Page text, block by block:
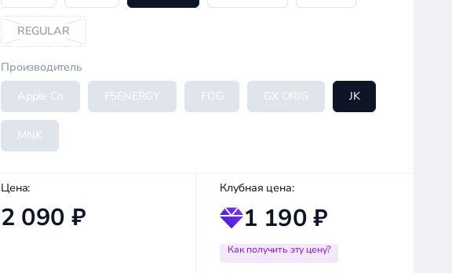
REGULAR
Производитель
Apple Co
F5ENERGY FOG GX ORIG JK
MNK
Цена:
2 090 ₽
Клубная цена:
1 190 ₽
Как получить эту цену?